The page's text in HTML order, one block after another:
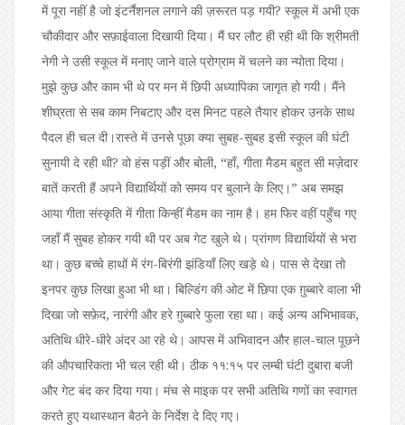
में पूरा नहीं है जो इंटर्नैशनल लगाने की ज़रूरत पड़ गयी? स्कूल में अभी एक
चौकीदार और सफ़ाईवाला दिखायी दिया। मैं घर लौट ही रही थी कि श्रीमती
नेगी ने उसी स्कूल में मनाए जाने वाले प्रोग्राम में चलने का न्योता दिया।
मुझे कुछ और काम भी थे पर मन में छिपी अध्यापिका जागृत हो गयी। मैंने
शीघ्रता से सब काम निबटाए और दस मिनट पहले तैयार होकर उनके साथ
पैदल ही चल दी।रास्ते में उनसे पूछा क्या सुबह-सुबह इसी स्कूल की घंटी
सुनायी दे रही थी? वो हंस पड़ीं और बोली, “हाँ, गीता मैडम बहुत सी मज़ेदार
बातें करती हैं अपने विद्यार्थियों को समय पर बुलाने के लिए।” अब समझ
आया गीता संस्कृति में गीता किन्हीं मैडम का नाम है। हम फिर वहीं पहुँच गए
जहाँ मैं सुबह होकर गयी थी पर अब गेट खुले थे। प्रांगण विद्यार्थियों से भरा
था। कुछ बच्चे हाथों में रंग-बिरंगी झंडियाँ लिए खड़े थे। पास से देखा तो
इनपर कुछ लिखा हुआ भी था। बिल्डिंग की ओट में छिपा एक ग़ुब्बारे वाला भी
दिखा जो सफ़ेद, नारंगी और हरे ग़ुब्बारे फुला रहा था। कई अन्य अभिभावक,
अतिथि धीरे-धीरे अंदर आ रहे थे। आपस में अभिवादन और हाल-चाल पूछने
की औपचारिकता भी चल रही थी। ठीक ११:१५ पर लम्बी घंटी दुबारा बजी
और गेट बंद कर दिया गया। मंच से माइक पर सभी अतिथि गणों का स्वागत
करते हुए यथास्थान बैठने के निर्देश दे दिए गए।